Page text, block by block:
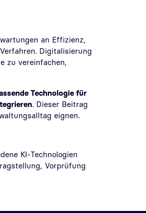
an Effizienz,
Digitalisierung
zu vereinfachen,
Technologie für
. Dieser Beitrag
eignen.
KI-Technologien
Vorprüfung